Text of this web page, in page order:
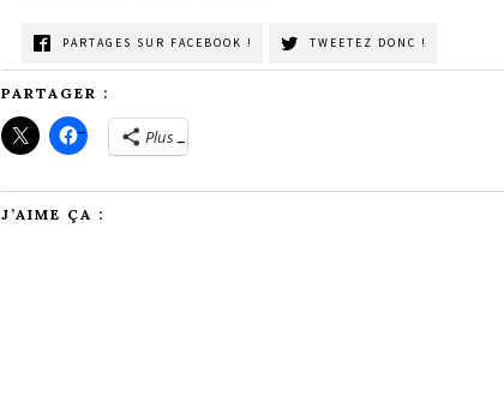
PARTAGES SUR FACEBOOK ! TWEETEZ DONC !
PARTAGER :
Plus
J’AIME ÇA :